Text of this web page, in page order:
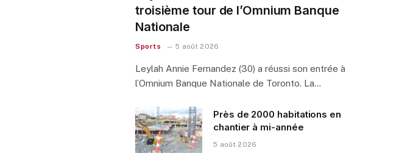
troisième tour de l’Omnium Banque
Nationale
Sports 5 août 2026
Leylah Annie Fernandez (30) a réussi son entrée à
l’Omnium Banque Nationale de Toronto. La…
Près de 2000 habitations en
chantier à mi-année
5 août 2026